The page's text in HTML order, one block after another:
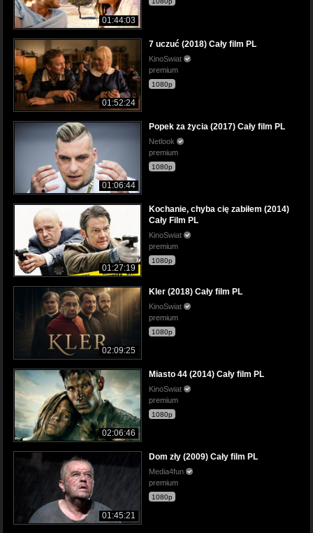
01:44:03
01:52:24
7 uczuć (2018) Cały film PL
KinoSwiat
premium
1080p
01:06:44
Popek za życia (2017) Cały film PL
Netlook
premium
1080p
01:27:19
Kochanie, chyba cię zabiłem (2014)
Cały Film PL
KinoSwiat
premium
1080p
02:09:25
Kler (2018) Cały film PL
KinoSwiat
premium
1080p
02:06:46
Miasto 44 (2014) Cały film PL
KinoSwiat
premium
1080p
01:45:21
Dom zły (2009) Cały film PL
Media4fun
premium
1080p